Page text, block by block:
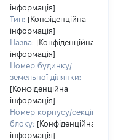
інформація]
Тип: [Конфіденційна
інформація]
Назва: [Конфіденційна
інформація]
Номер будинку/
земельної ділянки:
[Конфіденційна
інформація]
Номер корпусу/секції/
блоку: [Конфіденційна
інформація]